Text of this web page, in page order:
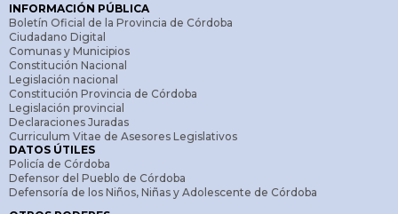
INFORMACIÓN PÚBLICA
Boletín Oficial de la Provincia de Córdoba
Ciudadano Digital
Comunas y Municipios
Constitución Nacional
Legislación nacional
Constitución Provincia de Córdoba
Legislación provincial
Declaraciones Juradas
Curriculum Vitae de Asesores Legislativos
DATOS ÚTILES
Policía de Córdoba
Defensor del Pueblo de Córdoba
Defensoría de los Niños, Niñas y Adolescente de Córdoba